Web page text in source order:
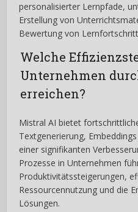
personalisierter Lernpfade,
Erstellung von
Bewertung von
Welche
Unternehmen
erreichen?
Mistral AI bietet
Textgenerierung,
einer signifikanten
Prozesse in Unternehmen
Produktivitätssteigerungen,
Ressourcennutzung und die
Lösungen.